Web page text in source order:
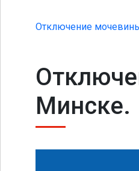
Отключение
Минске.